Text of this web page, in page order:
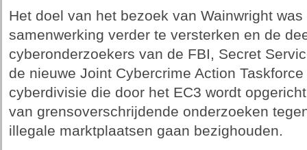
Het doel van het bezoek van Wainwright
samenwerking verder te versterken en de
cyberonderzoekers van de FBI, Secret
de nieuwe Joint Cybercrime Action
cyberdivisie die door het EC3 wordt
van grensoverschrijdende onderzoeken
illegale marktplaatsen gaan bezighouden.